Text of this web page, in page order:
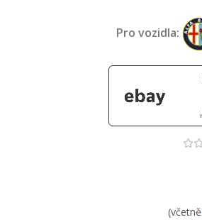
Pro vozidla:
(včetně